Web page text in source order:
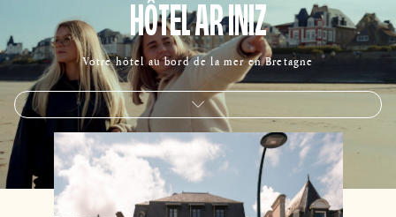
HÔTEL AR INIZ
Votre hôtel au bord de la mer en Bretagne